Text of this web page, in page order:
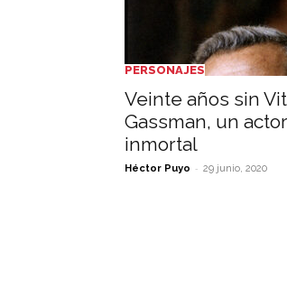
PERSONAJES
Veinte años sin
Gassman, un
inmortal
Héctor Puyo - 29 junio, 2020